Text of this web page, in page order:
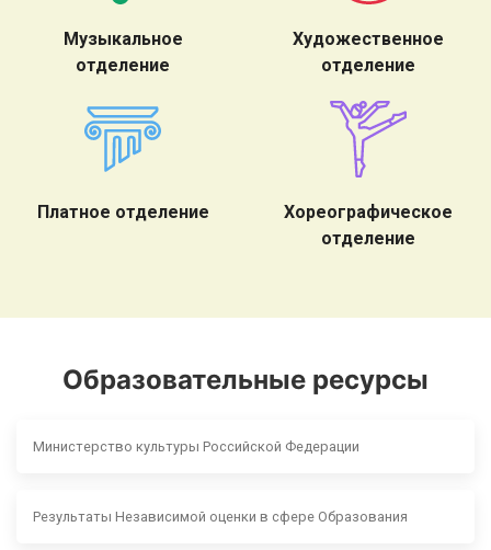
Музыкальное
отделение
Художественное
отделение
Платное отделение
Хореографическое
отделение
Образовательные ресурсы
Министерство культуры Российской Федерации
Результаты Независимой оценки в сфере Образования